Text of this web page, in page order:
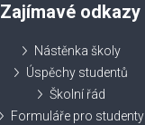
Zajímavé odkazy
Nástěnka školy
Úspěchy studentů
Školní řád
Formuláře pro studenty